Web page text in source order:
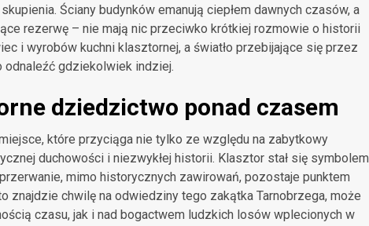
Ściany budynków emanują ciepłem dawnych czasów, a
rezerwę – nie mają nic przeciwko krótkiej rozmowie o historii
i wyrobów kuchni klasztornej, a światło przebijające się przez
gdziekolwiek indziej.
dziedzictwo ponad czasem
które przyciąga nie tylko ze względu na zabytkowy
duchowości i niezwykłej historii. Klasztor stał się symbolem
mimo historycznych zawirowań, pozostaje punktem
znajdzie chwilę na odwiedziny tego zakątka Tarnobrzega, może
czasu, jak i nad bogactwem ludzkich losów wplecionych w